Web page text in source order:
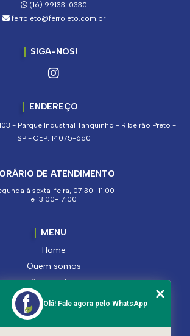
(16) 99133-0330
ferroleto@ferroleto.com.br
SIGA-NOS!
ENDEREÇO
- Parque Industrial Tanquinho - Ribeirão Preto -
SP - CEP: 14075-660
DE ATENDIMENTO
à sexta-feira, 07:30–11:00
e 13:00-17:00
MENU
Home
Quem somos
Segmentos
Serviços
Produtos
Contato
Olá! Fale agora pelo WhatsApp